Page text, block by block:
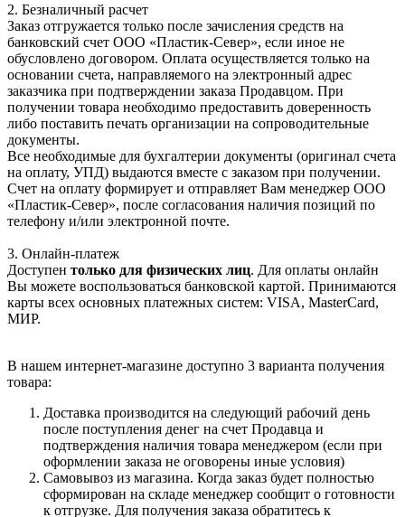
2. Безналичный расчет
Заказ отгружается только после зачисления средств на
банковский счет ООО «Пластик-Север», если иное не
обусловлено договором. Оплата осуществляется только на
основании счета, направляемого на электронный адрес
заказчика при подтверждении заказа Продавцом. При
получении товара необходимо предоставить доверенность
либо поставить печать организации на сопроводительные
документы.
Все необходимые для бухгалтерии документы (оригинал счета
на оплату, УПД) выдаются вместе с заказом при получении.
Счет на оплату формирует и отправляет Вам менеджер ООО
«Пластик-Север», после согласования наличия позиций по
телефону и/или электронной почте.
3. Онлайн-платеж
Доступен только для физических лиц. Для оплаты онлайн
Вы можете воспользоваться банковской картой. Принимаются
карты всех основных платежных систем: VISA, MasterCard,
МИР.
В нашем интернет-магазине доступно 3 варианта получения
товара:
Доставка производится на следующий рабочий день
после поступления денег на счет Продавца и
подтверждения наличия товара менеджером (если при
оформлении заказа не оговорены иные условия)
Самовывоз из магазина. Когда заказ будет полностью
сформирован на складе менеджер сообщит о готовности
к отгрузке. Для получения заказа обратитесь к